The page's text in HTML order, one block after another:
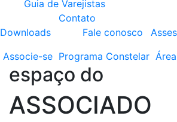
Guia de Varejistas
Downloads
Contato
Fale conosco
Associe-se Programa Constelar Área
espaço do
ASSOCIADO